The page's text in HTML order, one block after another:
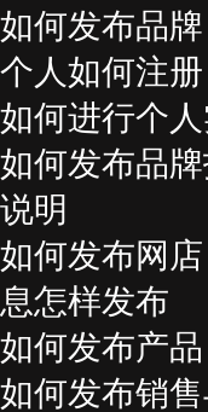
如何发布品
个人如何注
如何进行个
如何发布品
说明
如何发布网
息怎样发布
如何发布产
如何发布销